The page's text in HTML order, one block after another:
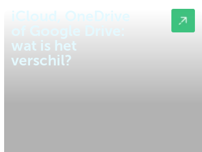
iCloud, OneDrive
wat is het
verschil?